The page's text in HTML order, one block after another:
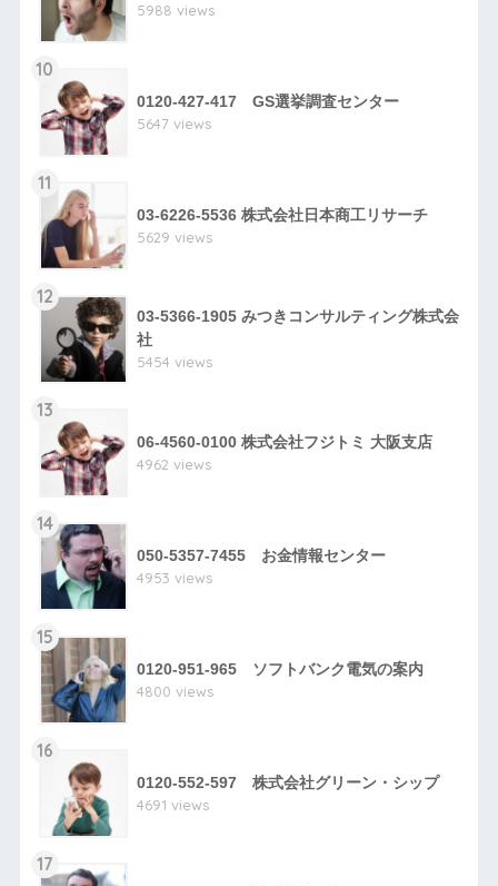
5988 views
10
0120-427-417 GS選挙調査センター
5647 views
11
03-6226-5536 株式会社日本商工リサーチ
5629 views
12
03-5366-1905 みつきコンサルティング株式会
社
5454 views
13
06-4560-0100 株式会社フジトミ 大阪支店
4962 views
14
050-5357-7455 お金情報センター
4953 views
15
0120-951-965 ソフトバンク電気の案内
4800 views
16
0120-552-597 株式会社グリーン・シップ
4691 views
17